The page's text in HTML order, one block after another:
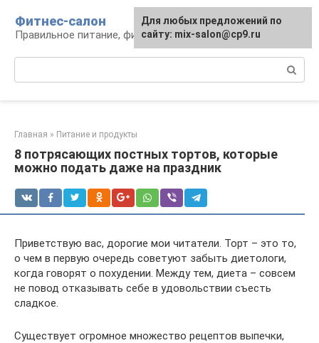
контенту
Фитнес-салон
Правильное питание, фитнес, образ жизни
Главная » Питание и продукты
8 потрясающих постных тортов, которые
можно подать даже на праздник
Приветствую вас, дорогие мои читатели. Торт – это то,
о чем в первую очередь советуют забыть диетологи,
когда говорят о похудении. Между тем, диета – совсем
не повод отказывать себе в удовольствии съесть
сладкое.
Существует огромное множество рецептов выпечки,
Для любых предложений по
сайту: mix-salon@cp9.ru